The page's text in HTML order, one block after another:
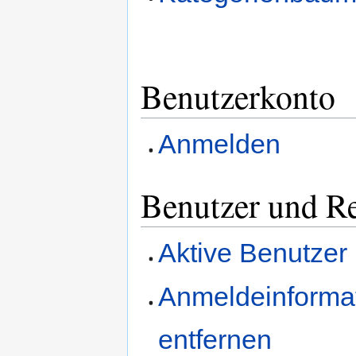
Benutzerkonto
Anmelden
Benutzer und
Aktive Benutzer
entfernen